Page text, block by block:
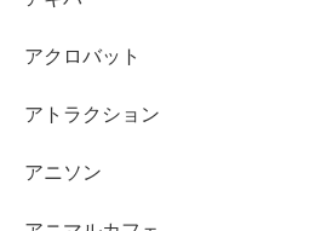
アクロバット
アトラクション
アニソン